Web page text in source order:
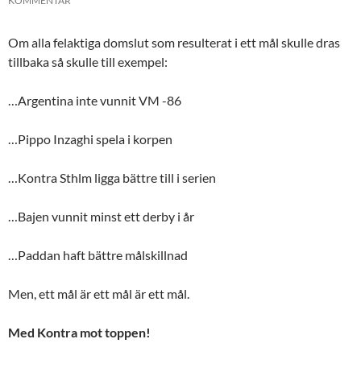
Om alla felaktiga domslut som resulterat i ett mål skulle dras
tillbaka så skulle till exempel:
…Argentina inte vunnit VM -86
…Pippo Inzaghi spela i korpen
…Kontra Sthlm ligga bättre till i serien
…Bajen vunnit minst ett derby i år
…Paddan haft bättre målskillnad
Men, ett mål är ett mål är ett mål.
Med Kontra mot toppen!